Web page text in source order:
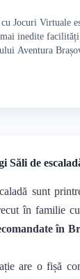
Jocuri Virtuale
inedite facilități
Aventura
de…
Săli de
sunt
în familie
în
are o fișă